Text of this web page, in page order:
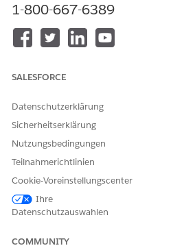
HINWEIS
Es ist nicht möglich,
Gegenstands ist.
Ihre Zuordnungen werden
KONNTEN SIE IHR PROBLEM
Geben Sie uns Feedback, damit wir
1-800-667-6389
SALESFORCE
Datenschutzerklärung
Sicherheitserklärung
Nutzungsbedingungen
Teilnahmerichtlinien
Cookie-Voreinstellungscenter
Ihre
Datenschutzauswahlen
COMMUNITY